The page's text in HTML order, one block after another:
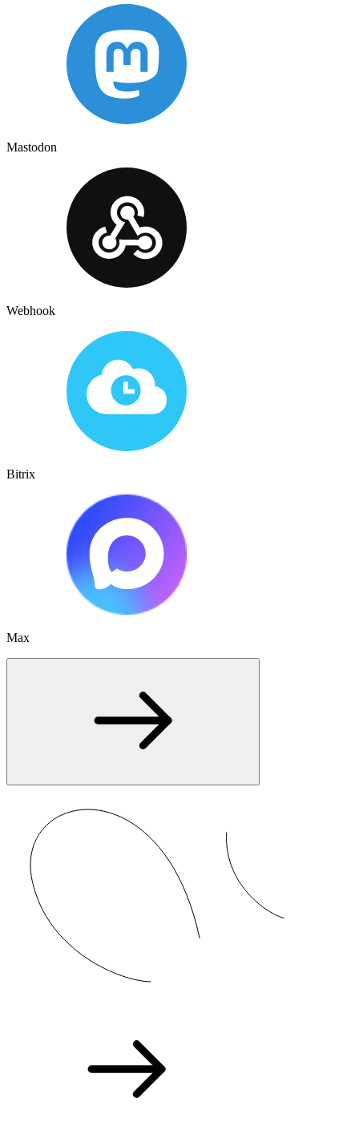
Mastodon
Webhook
Bitrix
Max